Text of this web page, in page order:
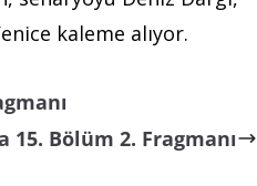
kaleme alıyor.
15. Bölüm 2. Fragmanı